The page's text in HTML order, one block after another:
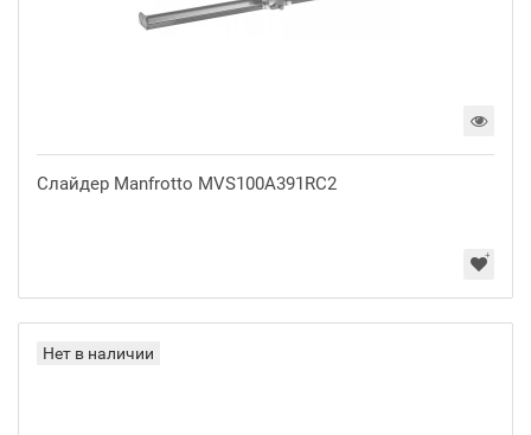
Слайдер Manfrotto MVS100A391RC2
Нет в наличии